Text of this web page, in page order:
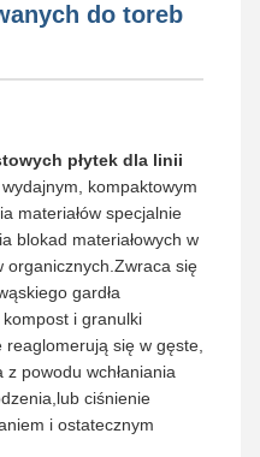
do toreb
płytek dla linii
kompaktowym
materiałów specjalnie
blokad materiałowych w
organicznych.Zwraca się
gardła
i granulki
się w gęste,
powodu wchłaniania
ciśnienie
i ostatecznym